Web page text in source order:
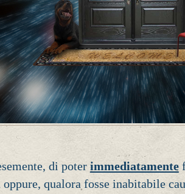
di poter immediatamente
oppure, qualora fosse inabitabile